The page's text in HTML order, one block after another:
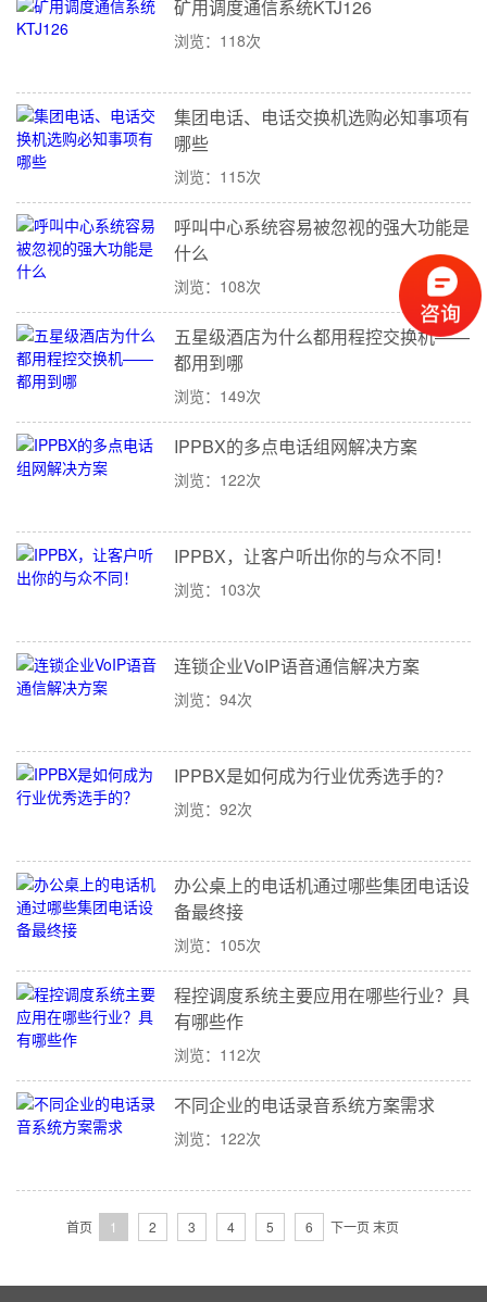
矿用调度通信系统KTJ126
浏览：118次
集团电话、电话交换机选购必知事项有
哪些
浏览：115次
呼叫中心系统容易被忽视的强大功能是
什么
浏览：108次
五星级酒店为什么都用程控交换机——
都用到哪
浏览：149次
IPPBX的多点电话组网解决方案
浏览：122次
IPPBX，让客户听出你的与众不同！
浏览：103次
连锁企业VoIP语音通信解决方案
浏览：94次
IPPBX是如何成为行业优秀选手的？
浏览：92次
办公桌上的电话机通过哪些集团电话设
备最终接
浏览：105次
程控调度系统主要应用在哪些行业？具
有哪些作
浏览：112次
不同企业的电话录音系统方案需求
浏览：122次
首页 1 2 3 4 5 6 下一页末页